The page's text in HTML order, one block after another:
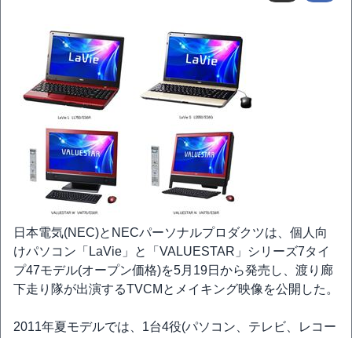
日本電気(NEC)とNECパーソナルプロダクツは、個人向
けパソコン「LaVie」と「VALUESTAR」シリーズ7タイ
プ47モデル(オープン価格)を5月19日から発売し、渡り廊
下走り隊が出演するTVCMとメイキング映像を公開した。
2011年夏モデルでは、1台4役(パソコン、テレビ、レコー